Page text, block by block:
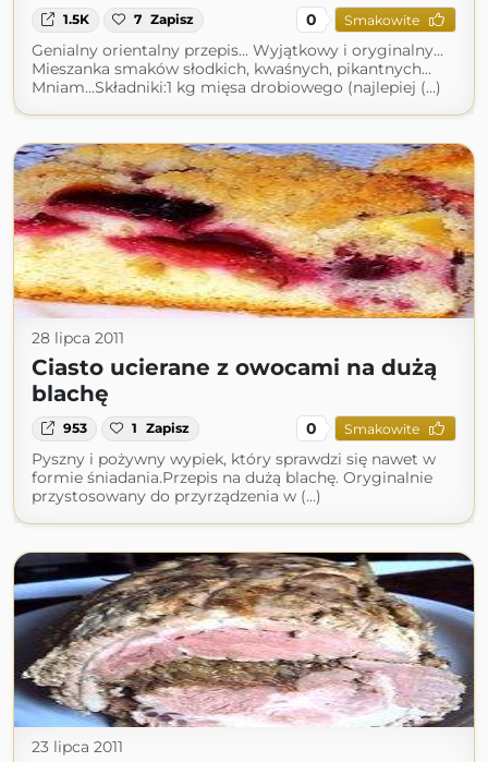
1.5K 7 Zapisz 0 Smakowite
Genialny orientalny przepis... Wyjątkowy i oryginalny...
Mieszanka smaków słodkich, kwaśnych, pikantnych...
Mniam...Składniki:1 kg mięsa drobiowego (najlepiej (...)
28 lipca 2011
Ciasto ucierane z owocami na dużą
blachę
953 1 Zapisz 0 Smakowite
Pyszny i pożywny wypiek, który sprawdzi się nawet w
formie śniadania.Przepis na dużą blachę. Oryginalnie
przystosowany do przyrządzenia w (...)
23 lipca 2011